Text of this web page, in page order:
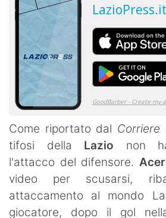
Come riportato dal Corriere
tifosi della Lazio non
l'attacco del difensore.
video per scusarsi,
attaccamento al mondo
giocatore, dopo il gol